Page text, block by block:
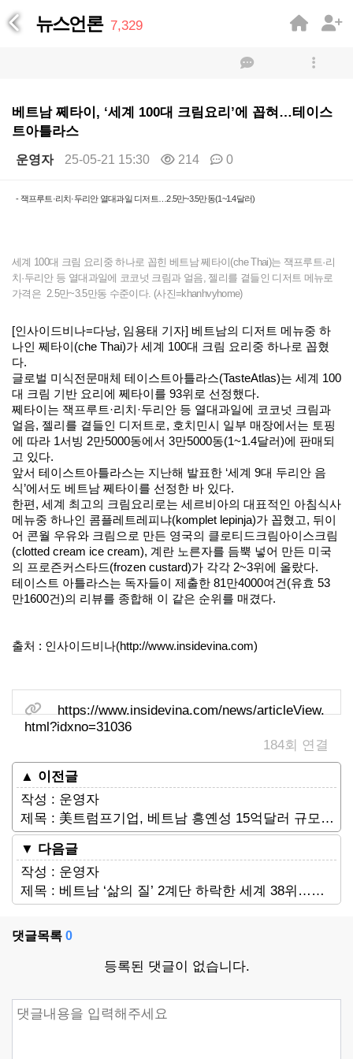
뉴스언론 7,329
베트남 쩨타이, ‘세계 100대 크림요리’에 꼽혀…테이스
트아틀라스
운영자 25-05-21 15:30 214 0
본문
- 잭프루트·리치·두리안 열대과일 디저트…2.5만~3.5만동(1~1.4달러)
세계 100대 크림 요리중 하나로 꼽힌 베트남 쩨타이(che Thai)는 잭프루트·리
치·두리안 등 열대과일에 코코넛 크림과 얼음, 젤리를 곁들인 디저트 메뉴로
가격은 2.5만~3.5만동 수준이다. (사진=khanhvyhome)
[인사이드비나=다낭, 임용태 기자] 베트남의 디저트 메뉴중 하
나인 쩨타이(che Thai)가 세계 100대 크림 요리중 하나로 꼽혔
다.
글로벌 미식전문매체 테이스트아틀라스(TasteAtlas)는 세계 100
대 크림 기반 요리에 쩨타이를 93위로 선정했다.
쩨타이는 잭프루트·리치·두리안 등 열대과일에 코코넛 크림과
얼음, 젤리를 곁들인 디저트로, 호치민시 일부 매장에서는 토핑
에 따라 1서빙 2만5000동에서 3만5000동(1~1.4달러)에 판매되
고 있다.
앞서 테이스트아틀라스는 지난해 발표한 ‘세계 9대 두리안 음
식’에서도 베트남 쩨타이를 선정한 바 있다.
한편, 세계 최고의 크림요리로는 세르비아의 대표적인 아침식사
메뉴중 하나인 콤플레트레피냐(komplet lepinja)가 꼽혔고, 뒤이
어 콘월 우유와 크림으로 만든 영국의 클로티드크림아이스크림
(clotted cream ice cream), 계란 노른자를 듬뿍 넣어 만든 미국
의 프로즌커스타드(frozen custard)가 각각 2~3위에 올랐다.
테이스트 아틀라스는 독자들이 제출한 81만4000여건(유효 53
만1600건)의 리뷰를 종합해 이 같은 순위를 매겼다.
출처 : 인사이드비나(http://www.insidevina.com)
관련링크
https://www.insidevina.com/news/articleView.
html?idxno=31036
184회 연결
▲ 이전글
작성 : 운영자
제목 : 美트럼프기업, 베트남 흥옌성 15억달러 규모 골프관광단지 착공
▼ 다음글
작성 : 운영자
제목 : 베트남 ‘삶의 질’ 2계단 하락한 세계 38위…교육·보건 최하점
댓글목록 0
등록된 댓글이 없습니다.
댓글쓰기